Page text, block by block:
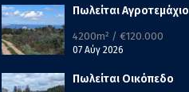
Πωλείται Αγροτεμάχιο
4200m² / €120.000
07 Αύγ 2026
Πωλείται Οικόπεδο